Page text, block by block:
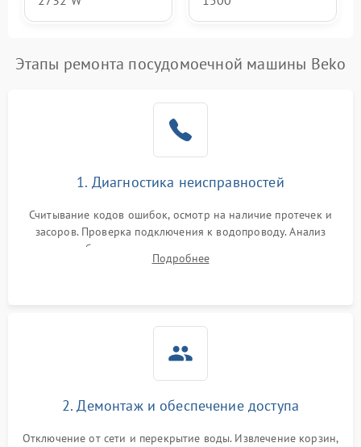
Этапы ремонта посудомоечной машины Beko
1. Диагностика неисправностей
Считывание кодов ошибок, осмотр на наличие протечек и
засоров. Проверка подключения к водопроводу. Анализ
жалоб на отсутствие слива, нагрева, вращения
разбрызгивателей или срабатывание системы защиты
Подробнее
2. Демонтаж и обеспечение доступа
Отключение от сети и перекрытие воды. Извлечение корзин,